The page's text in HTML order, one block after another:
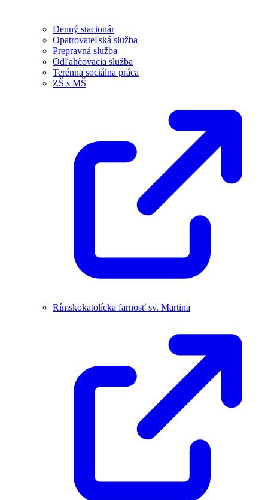
Denný stacionár
Opatrovateľská služba
Prepravná služba
Odľahčovacia služba
Terénna sociálna práca
ZŠ s MŠ
Rímskokatolícka farnosť sv. Martina